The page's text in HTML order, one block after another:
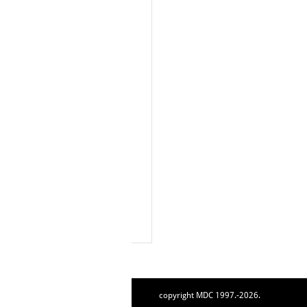
copyright MDC 1997.-2026.